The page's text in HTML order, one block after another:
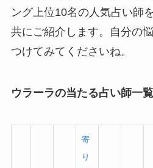
ング上位10名の人気占い師
共にご紹介します。自分の
つけてみてくださいね。
ウラーラの当たる占い師一覧
寄
り